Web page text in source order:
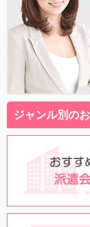
ジャンル別の